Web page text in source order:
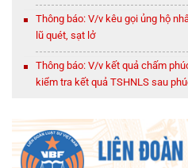
Thông báo: V/v kêu gọi ủng hộ
lũ quét, sạt lở
Thông báo: V/v kết quả chấm
kiểm tra kết quả TSHNLS sau